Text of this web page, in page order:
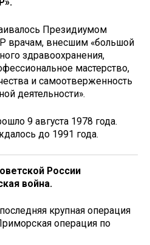
Президиумом
врачам, внесшим «большой
здравоохранения,
мастерство,
и самоотверженность
деятельности».
9 августа 1978 года.
до 1991 года.
России
война.
крупная операция
операция по